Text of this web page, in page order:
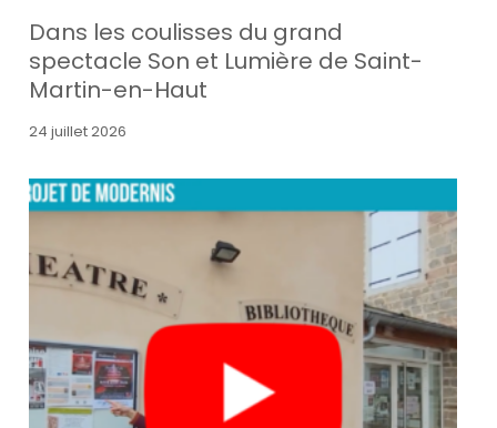
Dans les coulisses du grand
spectacle Son et Lumière de Saint-
Martin-en-Haut
24 juillet 2026